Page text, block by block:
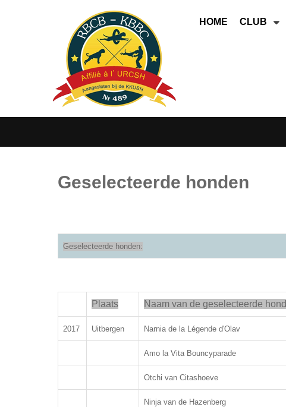
HOME CLUB
Geselecteerde honden
Geselecteerde honden:
Plaats Naam van de geselecteerde hond
2017 Uitbergen Narnia de la Légende d'Olav
Amo la Vita Bouncyparade
Otchi van Citashoeve
Ninja van de Hazenberg